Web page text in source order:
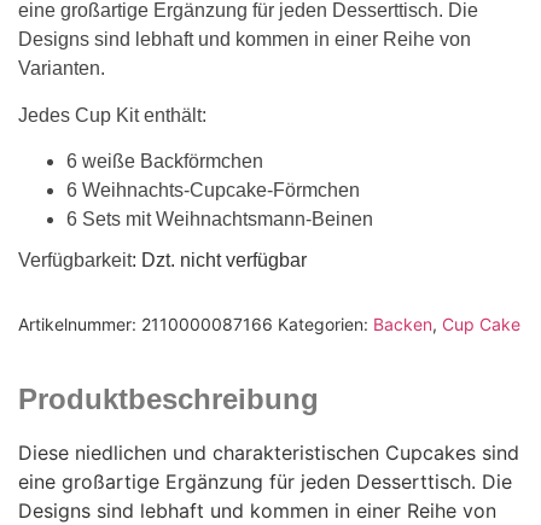
eine großartige Ergänzung für jeden Desserttisch. Die
Designs sind lebhaft und kommen in einer Reihe von
Varianten.
Jedes Cup Kit enthält:
6 weiße Backförmchen
6 Weihnachts-Cupcake-Förmchen
6 Sets mit Weihnachtsmann-Beinen
Verfügbarkeit: Dzt. nicht verfügbar
Artikelnummer: 2110000087166 Kategorien: Backen, Cup Cake
Produktbeschreibung
Diese niedlichen und charakteristischen Cupcakes sind
eine großartige Ergänzung für jeden Desserttisch. Die
Designs sind lebhaft und kommen in einer Reihe von